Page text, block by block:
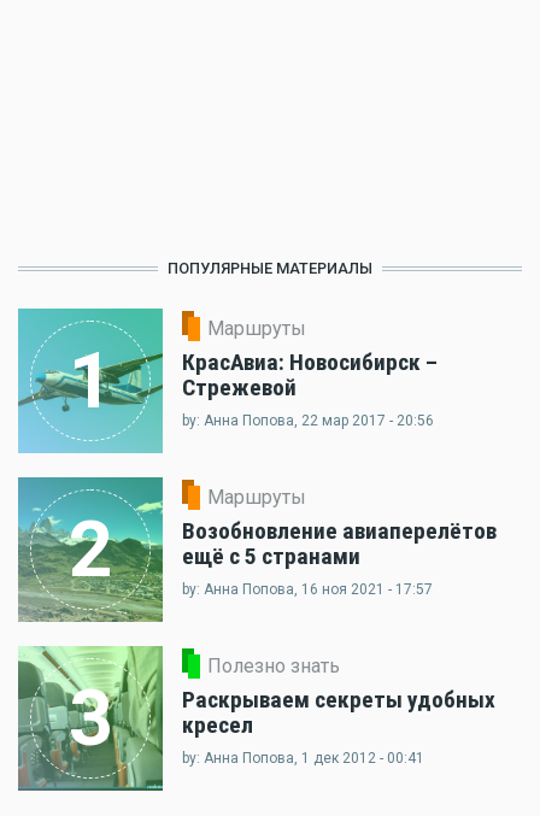
ПОПУЛЯРНЫЕ МАТЕРИАЛЫ
1
Маршруты
КрасАвиа: Новосибирск –
Стрежевой
by: Анна Попова, 22 мар 2017 - 20:56
2
Маршруты
Возобновление авиаперелётов
ещё с 5 странами
by: Анна Попова, 16 ноя 2021 - 17:57
3
Полезно знать
Раскрываем секреты удобных
кресел
by: Анна Попова, 1 дек 2012 - 00:41